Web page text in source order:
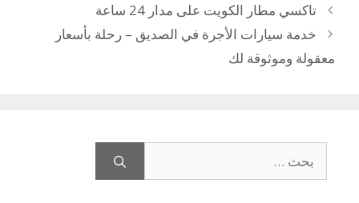
تاكسي مطار الكويت على مدار 24 ساعة
خدمة سيارات الأجرة في الصديق – رحلة بأسعار
معقولة وموثوقة لك
عن: